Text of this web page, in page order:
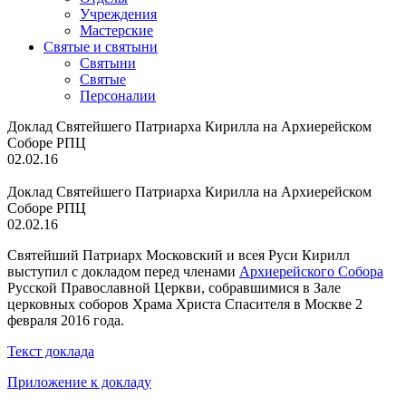
Учреждения
Мастерские
Святые и святыни
Cвятыни
Cвятые
Персоналии
Доклад Святейшего Патриарха Кирилла на Архиерейском
Соборе РПЦ
02.02.16
Доклад Святейшего Патриарха Кирилла на Архиерейском
Соборе РПЦ
02.02.16
Святейший Патриарх Московский и всея Руси Кирилл
выступил с докладом перед членами Архиерейского Собора
Русской Православной Церкви, собравшимися в Зале
церковных соборов Храма Христа Спасителя в Москве 2
февраля 2016 года.
Текст доклада
Приложение к докладу